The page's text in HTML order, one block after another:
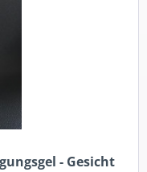
- Gesicht